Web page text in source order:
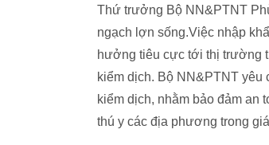
Thứ trưởng Bộ NN&PTNT
ngạch lợn sống.Việc nhập
hưởng tiêu cực tới thị trường
kiểm dịch. Bộ NN&PTNT yêu
kiểm dịch, nhằm bảo đảm
thú y các địa phương trong